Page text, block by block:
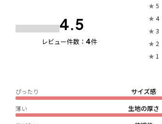
4.5
レビュー件数： 4件
★ 5
★ 4
★ 3
★ 2
★ 1
サイズ感
ぴったり
生地の厚さ
薄い